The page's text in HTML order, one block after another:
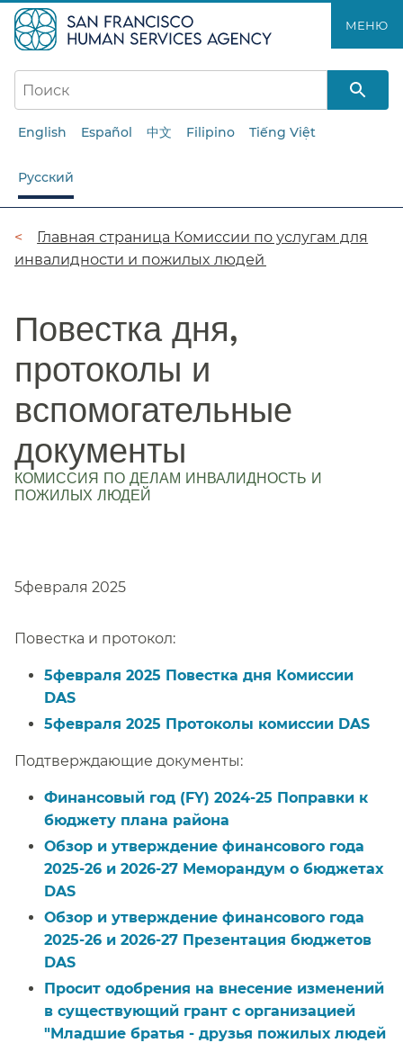
к
основному
содержанию​​
МЕНЮ​​
English Español 中文 Filipino Tiếng Việt
Русский
Цепочка
навигации​​
Главная страница Комиссии по услугам для
инвалидности и пожилых людей​​
Повестка дня,
протоколы и
вспомогательные
документы
КОМИССИЯ ПО ДЕЛАМ ИНВАЛИДНОСТЬ И
ПОЖИЛЫХ ЛЮДЕЙ
5февраля 2025​​
Повестка и протокол:​​
5февраля 2025 Повестка дня Комиссии
DAS​​
5февраля 2025 Протоколы комиссии DAS​​
Подтверждающие документы:​​
Финансовый год (FY) 2024-25 Поправки к
бюджету плана района​​
Обзор и утверждение финансового года
2025-26 и 2026-27 Меморандум о бюджетах
DAS​​
Обзор и утверждение финансового года
2025-26 и 2026-27 Презентация бюджетов
DAS​​
Просит одобрения на внесение изменений
в существующий грант с организацией
"Младшие братья - друзья пожилых людей